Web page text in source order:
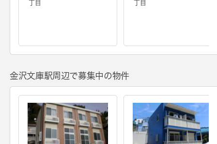
丁目
丁目
金沢文庫駅周辺で募集中の物件